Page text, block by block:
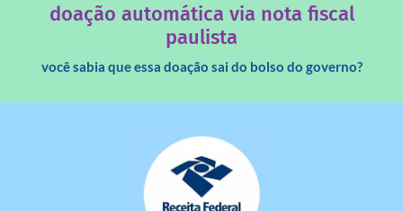
doação automática via nota fiscal
paulista
você sabia que essa doação sai do bolso do governo?
saiba mais